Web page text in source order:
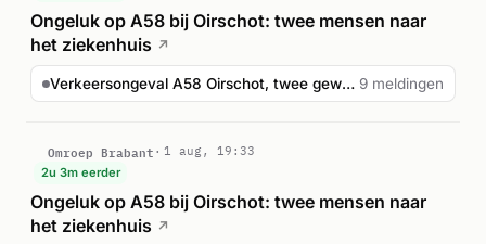
Ongeluk op A58 bij Oirschot: twee mensen naar
het ziekenhuis ↗
Verkeersongeval A58 Oirschot, twee gewonden 9 meldingen
Omroep Brabant
1 aug, 19:33
2u 3m eerder
Ongeluk op A58 bij Oirschot: twee mensen naar
het ziekenhuis ↗